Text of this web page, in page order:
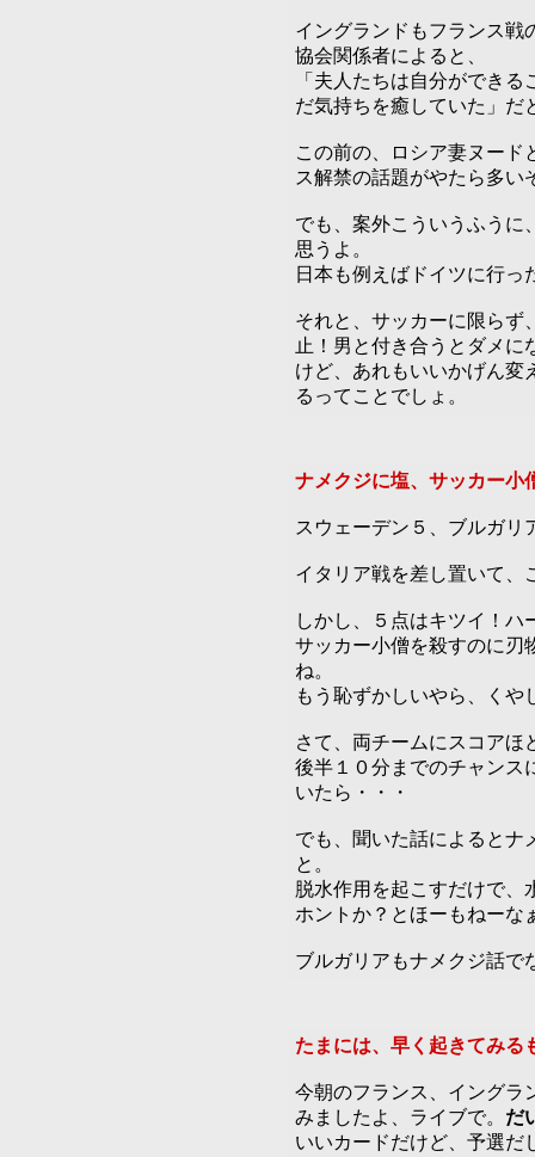
イングランドもフランス戦
協会関係者によると、
「夫人たちは自分ができ
だ気持ちを癒していた」だ
この前の、ロシア妻ヌード
ス解禁の話題がやたら多い
でも、案外こういうふうに
思うよ。
日本も例えばドイツに行っ
それと、サッカーに限らず
止！男と付き合うとダメに
けど、あれもいいかげん変
るってことでしょ。
ナメクジに塩、サッカー小
スウェーデン５、ブルガリ
イタリア戦を差し置いて、
しかし、５点はキツイ！ハ
サッカー小僧を殺すのに刃
ね。
もう恥ずかしいやら、くや
さて、両チームにスコアほ
後半１０分までのチャンス
いたら・・・
でも、聞いた話によるとナ
と。
脱水作用を起こすだけで、
ホントか？とほーもねーな
ブルガリアもナメクジ話で
たまには、早く起きてみる
今朝のフランス、イングラ
みましたよ、ライブで。 だ
いいカードだけど、予選だ